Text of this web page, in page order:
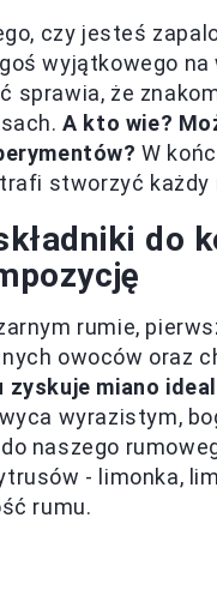
czy jesteś
wyjątkowego
sprawia, że
A kto wie?
W
stworzyć każdy
do
rumie,
owoców oraz
zyskuje miano
wyrazistym,
naszego
- limonka,
rumu.